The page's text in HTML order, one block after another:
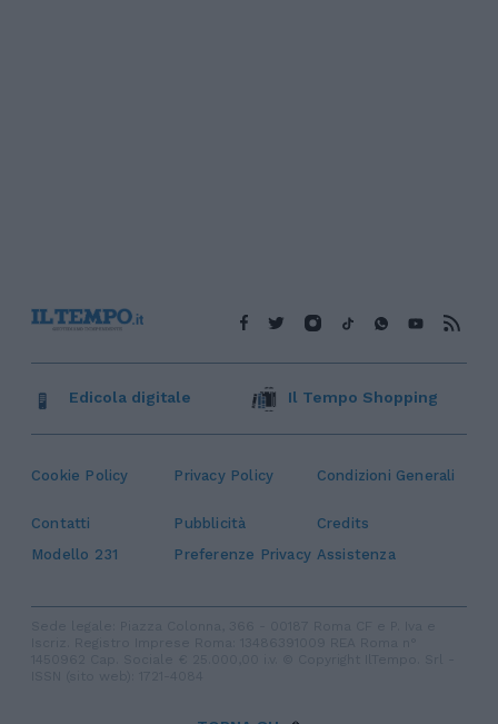
Cookie Policy Privacy Policy Condizioni Generali
Contatti Pubblicità
Credits
Modello 231
Preferenze Privacy Assistenza
Edicola digitale Il Tempo Shopping